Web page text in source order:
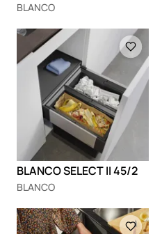
BLANCO
Loading
BLANCO SELECT II 45/2
BLANCO
Loading